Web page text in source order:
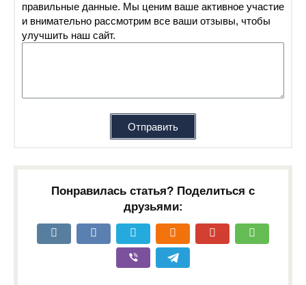
правильные данные. Мы ценим ваше активное участие
и внимательно рассмотрим все ваши отзывы, чтобы
улучшить наш сайт.
Отправить
Понравилась статья? Поделиться с
друзьями: